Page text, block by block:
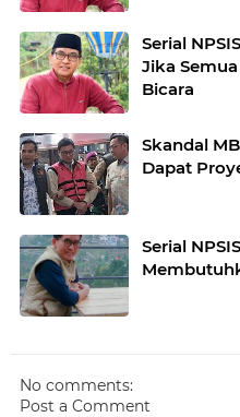
Serial
Jika
Bicara
Skandal
Dapat
Serial
No comments:
Post a Comment